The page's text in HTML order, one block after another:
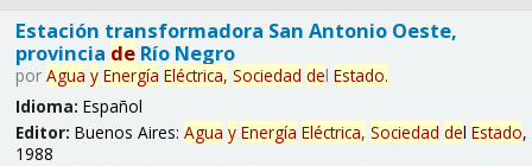
Estación transformadora San Antonio Oeste,
provincia deRío Negro
por Agua y Energía Eléctrica, Sociedad del Estado.
Idioma: Español
Editor: Buenos Aires: Agua y Energía Eléctrica, Sociedad del Estado,
1988